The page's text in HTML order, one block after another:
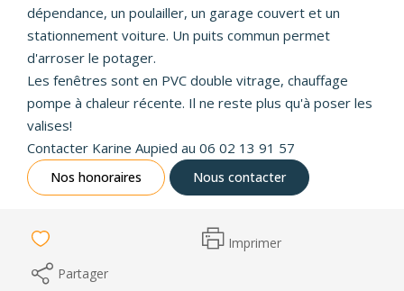
dépendance, un poulailler, un garage couvert et un
stationnement voiture. Un puits commun permet
d'arroser le potager.
Les fenêtres sont en PVC double vitrage, chauffage
pompe à chaleur récente. Il ne reste plus qu'à poser les
valises!
Contacter Karine Aupied au 06 02 13 91 57
Nos honoraires Nous contacter
Imprimer
Partager